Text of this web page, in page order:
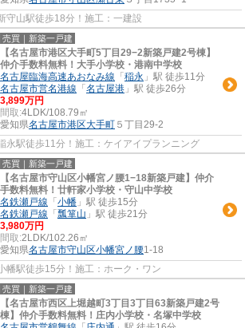
守山駅徒歩18分！施工：一建設
売買｜新築一戸建
【名古屋市港区大手町5丁目29−2新築戸建2号棟】
仲介手数料無料！大手小学校・港南中学校
名古屋臨海高速あおなみ線 「 稲永 」駅 徒歩11分
名古屋市営名港線 「 名古屋港 」駅 徒歩26分
3,899万円
間取:4LDK/108.79㎡
愛知県名古屋市港区大手町 ５丁目29-2
永駅徒歩11分！施工：ケイアイプランニング
売買｜新築一戸建
【名古屋市守山区小幡宮ノ腰1−18新築戸建】仲介
手数料無料！廿軒家小学校・守山中学校
名鉄瀬戸線 「 小幡 」駅 徒歩15分
名鉄瀬戸線 「 瓢箪山 」駅 徒歩21分
3,980万円
間取:2LDK/102.26㎡
愛知県名古屋市守山区小幡宮ノ腰1-18
幡駅徒歩15分！施工：ホーク・ワン
売買｜新築一戸建
【名古屋市西区上堀越町3丁目3丁目63新築戸建2号
棟】仲介手数料無料！庄内小学校・名塚中学校